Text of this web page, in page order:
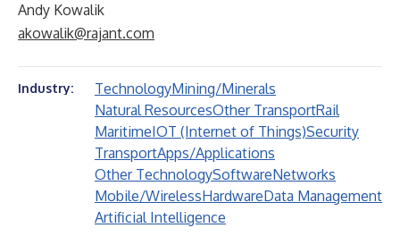
Andy Kowalik
akowalik@rajant.com
Industry: TechnologyMining/Minerals
Natural ResourcesOther TransportRail
MaritimeIOT (Internet of Things)Security
TransportApps/Applications
Other TechnologySoftwareNetworks
Mobile/WirelessHardwareData Management
Artificial Intelligence